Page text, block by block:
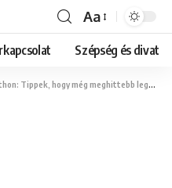
Font
Resizer
Aa
Szépség és divat
hogy még meghittebb legyen a szobád nőként